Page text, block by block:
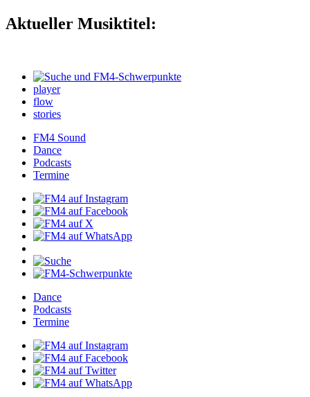
AktuellerMusiktitel:
player
flow
stories
FM4Sound
Dance
Podcasts
Termine
Dance
Podcasts
Termine